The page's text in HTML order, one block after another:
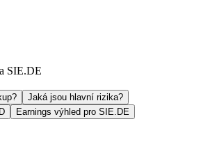
SIE.DE
Jaká jsou hlavní rizika?
Earnings výhled pro SIE.DE